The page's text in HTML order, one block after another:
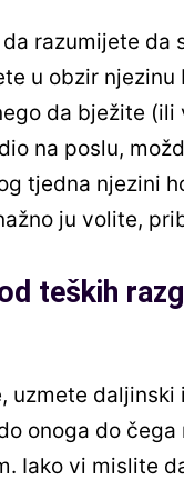
razumijete da
u obzir
da bježite
na poslu,
tjedna njezini
ju volite,
teških
uzmete daljinski
onoga do
Iako vi mislite